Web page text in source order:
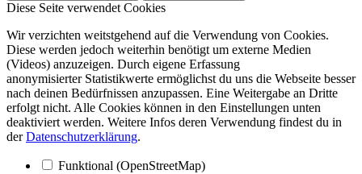
Diese Seite verwendet Cookies
Wir verzichten weitstgehend auf die Verwendung von Cookies.
Diese werden jedoch weiterhin benötigt um externe Medien
(Videos) anzuzeigen. Durch eigene Erfassung
anonymisierter Statistikwerte ermöglichst du uns die Webseite besser
nach deinen Bedürfnissen anzupassen. Eine Weitergabe an Dritte
erfolgt nicht. Alle Cookies können in den Einstellungen unten
deaktiviert werden. Weitere Infos deren Verwendung findest du in
derDatenschutzerklärung.
Funktional (OpenStreetMap)